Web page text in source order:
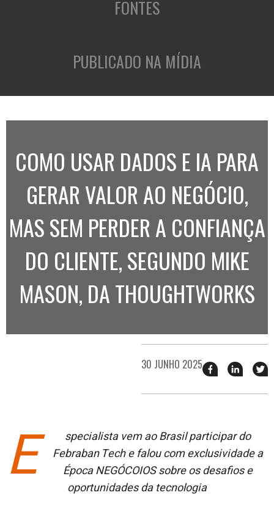
FONTES
PUBLICADO NA MÍDIA
COMO USAR DADOS E IA PARA
GERAR VALOR AO NEGÓCIO,
MAS SEM PERDER A CONFIANÇA
DO CLIENTE, SEGUNDO MIKE
MASON, DA THOUGHTWORKS
30 JUNHO 2025 Compartilhar
esse
no
esse
no
E
specialista vem ao Brasil participar do
Febraban Tech e falou com exclusividade a
Época NEGÓCOIOS sobre os desafios e
oportunidades da tecnologia